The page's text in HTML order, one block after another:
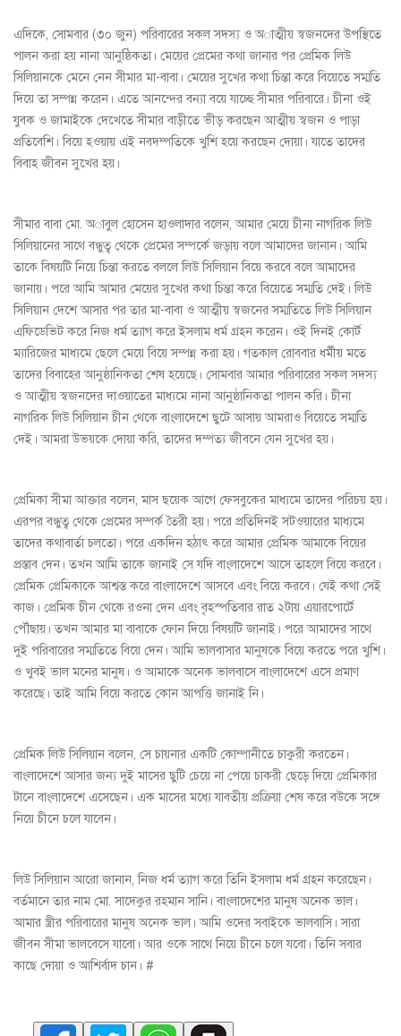
এদিকে, সোমবার (৩০ জুন) পরিবারের সকল সদস্য ও অাত্মীয় স্বজনদের উপস্থিতে
পালন করা হয় নানা আনুষ্ঠিকতা। মেয়ের প্রেমের কথা জানার পর প্রেমিক লিউ
সিলিয়ানকে মেনে নেন সীমার মা-বাবা। মেয়ের সুখের কথা চিন্তা করে বিয়েতে সম্মতি
দিয়ে তা সম্পন্ন করেন। এতে আনন্দের বন্যা বয়ে যাচ্ছে সীমার পরিবারে। চীনা ওই
যুবক ও জামাইকে দেখেতে সীমার বাড়ীতে ভীড় করছেন আত্মীয় স্বজন ও পাড়া
প্রতিবেশি। বিয়ে হওয়ায় এই নবদম্পতিকে খুশি হয়ে করছেন দোয়া। যাতে তাদের
বিবাহ জীবন সুখের হয়।
সীমার বাবা মো. অাবুল হোসেন হাওলাদার বলেন, আমার মেয়ে চীনা নাগরিক লিউ
সিলিয়ানের সাথে বন্ধুত্ব থেকে প্রেমের সম্পর্কে জড়ায় বলে আমাদের জানান। আমি
তাকে বিষয়টি নিয়ে চিন্তা করতে বললে লিউ সিলিয়ান বিয়ে করবে বলে আমাদের
জানায়। পরে আমি আমার মেয়ের সুখের কথা চিন্তা করে বিয়েতে সম্মতি দেই। লিউ
সিলিয়ান দেশে আসার পর তার মা-বাবা ও আত্মীয় স্বজনের সম্মতিতে লিউ সিলিয়ান
এফিডেভিট করে নিজ ধর্ম ত্যাগ করে ইসলাম ধর্ম গ্রহন করেন। ওই দিনই কোর্ট
ম্যারিজের মাধ্যমে ছেলে মেয়ে বিয়ে সম্পন্ন করা হয়। গতকাল রোববার ধর্মীয় মতে
তাদের বিবাহের আনুষ্ঠানিকতা শেষ হয়েছে। সোমবার আমার পরিবারের সকল সদস্য
ও আত্মীয় স্বজনদের দাওয়াতের মাধ্যমে নানা আনুষ্ঠানিকতা পালন করি। চীনা
নাগরিক লিউ সিলিয়ান চীন থেকে বাংলাদেশে ছুটে আসায় আমরাও বিয়েতে সম্মতি
দেই। আমরা উভয়কে দোয়া করি, তাদের দম্পত্য জীবনে যেন সুখের হয়।
প্রেমিকা সীমা আক্তার বলেন, মাস ছয়েক আগে ফেসবুকের মাধ্যমে তাদের পরিচয় হয়।
এরপর বন্ধুত্ব থেকে প্রেমের সম্পর্ক তৈরী হয়। পরে প্রতিদিনই সটওয়ারের মাধ্যমে
তাদের কথাবার্তা চলতো। পরে একদিন হঠাৎ করে আমার প্রেমিক আমাকে বিয়ের
প্রস্তাব দেন। তখন আমি তাকে জানাই সে যদি বাংলাদেশে আসে তাহলে বিয়ে করবে।
প্রেমিক প্রেমিকাকে আশ্বস্ত করে বাংলাদেশে আসবে এবং বিয়ে করবে। যেই কথা সেই
কাজ। প্রেমিক চীন থেকে রওনা দেন এবং বৃহস্প‌তিবার রাত ২টায় এয়া‌রপোর্টে
পৌঁছায়। তখন আমার মা বাবাকে ফোন দিয়ে বিষয়টি জানাই। পরে আমাদের সাথে
দুই পরিবারের সম্মতিতে বিয়ে দেন। আমি ভালবাসার মানুষকে বিয়ে করতে পরে খুশি।
ও খুবই ভাল মনের মানুষ। ও আমাকে অনেক ভালবাসে বাংলাদেশে এসে প্রমাণ
করেছে। তাই আমি বিয়ে করতে কোন আপত্তি জানাই নি।
প্রেমিক লিউ সিলিয়ান বলেন, সে চায়নার এক‌টি কোম্পানীতে চাকুরী করতেন।
বাংলাদেশে আসার জন্য দুই মাসের ছুটি চেয়ে না পেয়ে চাকরী ছেড়ে দিয়ে প্রেমিকার
টানে বাংলাদেশে এসেছেন। এক মাসের মধ্যে যাবতীয় প্রক্রিয়া শেষ করে বউকে সঙ্গে
নিয়ে চীনে চলে যাবেন।
লিউ সিলিয়ান আরো জানান, নিজ ধর্ম ত্যাগ করে তিনি ইসলাম ধর্ম গ্রহন করেছেন।
বর্তমানে তার নাম মো. সাদেকুর রহমান সানি। বাংলাদেশের মানুষ অনেক ভাল।
আমার স্ত্রীর পরিবারের মানুষ অনেক ভাল। আ‌মি ওদের সবাইকে ভালবাসি। সারা
জীবন সীমা ভালবেসে যাবো। আর ওকে সাথে নিয়ে চীনে চলে য‌বো। তিনি সবার
কাছে দোয়া ও আশির্বাদ চান। #